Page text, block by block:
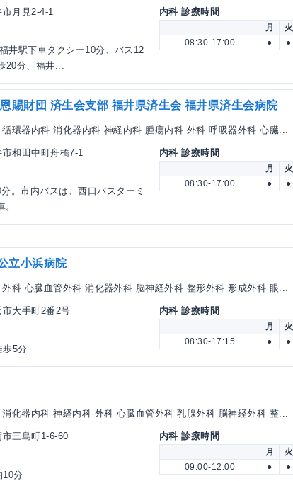
月見2-4-1
井駅下車タクシー10分、バス12
20分、福井...
内科 診療時間
月 火
08:30-17:00
● ●
賜財団 済生会支部 福井県済生会 福井県済生会病院
環器内科 消化器内科 神経内科 腫瘍内科 外科 呼吸器外科 心臓...
和田中町舟橋7-1
。市内バスは、西口バスターミ
内科 診療時間
月 火
08:30-17:00
● ●
立小浜病院
科 心臓血管外科 消化器外科 脳神経外科 整形外科 形成外科 眼...
大手町2番2号
歩5分
内科 診療時間
月 火
08:30-17:15
● ●
化器内科 神経内科 外科 心臓血管外科 乳腺外科 脳神経外科 整...
三島町1-6-60
10分
内科 診療時間
月 火
09:00-12:00
● ●